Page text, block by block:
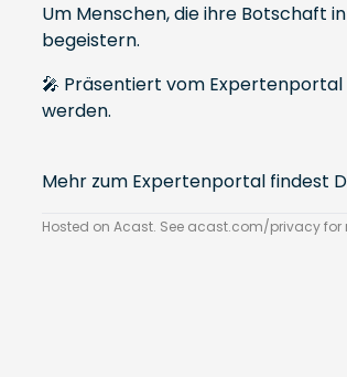
Um Menschen, die ihre Botschaft
begeistern.
🎤 Präsentiert vom
werden.
Mehr zum Expertenportal findest
Hosted on Acast. See acast.com/privacyfor